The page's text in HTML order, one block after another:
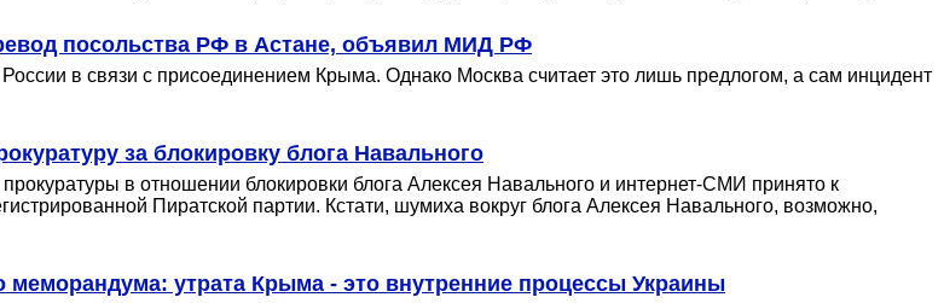
посольства РФ в Астане, объявил МИД РФ
в связи с присоединением Крыма. Однако Москва считает это лишь предлогом, а сам инцидент
за блокировку блога Навального
в отношении блокировки блога Алексея Навального и интернет-СМИ принято к
Пиратской партии. Кстати, шумиха вокруг блога Алексея Навального, возможно,
утрата Крыма - это внутренние процессы Украины